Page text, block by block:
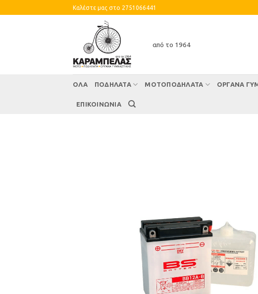
to
Καλέστε μας στο 2751066441
από το 1964
ΌΛΑ ΠΟΔΗΛΑΤΑ ΜΟΤΟΠΟΔΗΛΑΤΑ ΟΡΓΑΝΑ
ΕΠΙΚΟΙΝΩΝΙΑ